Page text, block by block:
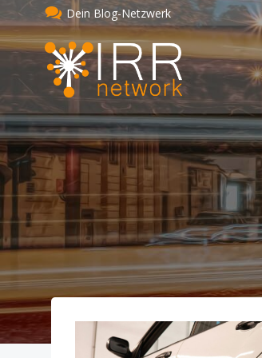
Zum
Inhalt
springen
Dein Blog-Netzwerk